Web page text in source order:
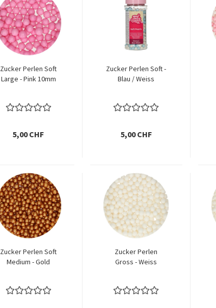
Zucker Perlen Soft
Large - Pink 10mm
5,00 CHF
Zucker Perlen Soft -
Blau / Weiss
5,00 CHF
Zucker Perlen Soft
Medium - Gold
Zucker Perlen
Gross - Weiss